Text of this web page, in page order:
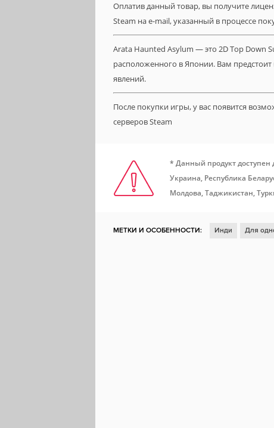
Оплатив данный товар, вы получите
Steam на e-mail, указанный в процессе
Arata Haunted Asylum — это 2D Top Down
расположенного в Японии. Вам
явлений.
После покупки игры, у вас появится
серверов Steam
* Данный продукт доступен
Украина, Республика
Молдова, Таджикистан,
МЕТКИ И ОСОБЕННОСТИ: Инди Для